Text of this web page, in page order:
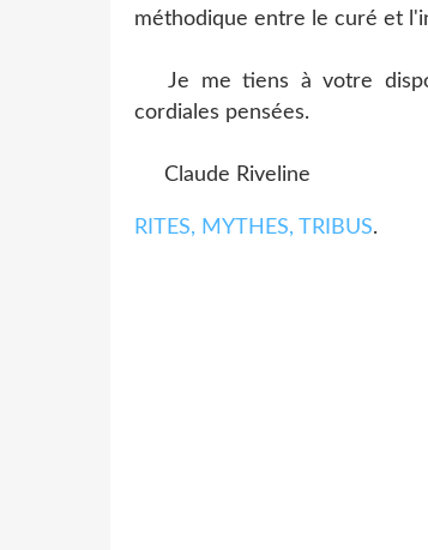
méthodique entre le curé et
Je me tiens à votre
cordiales pensées.
Claude Riveline
RITES, MYTHES, TRIBUS.